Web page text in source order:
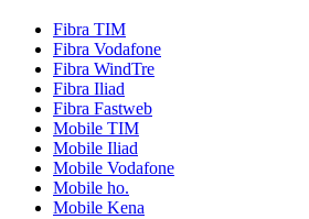
Fibra TIM
Fibra Vodafone
Fibra WindTre
Fibra Iliad
Fibra Fastweb
Mobile TIM
Mobile Iliad
Mobile Vodafone
Mobile ho.
Mobile Kena